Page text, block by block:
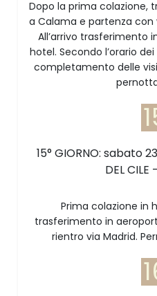
Dopo la prima colazione,
a Calama e partenza con
All’arrivo trasferimento
hotel. Secondo l’orario
completamento delle
15° GIORNO: sabato
DEL CILE
Prima colazione in
trasferimento in
rientro via Madrid.